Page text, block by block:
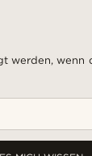
werden, wenn